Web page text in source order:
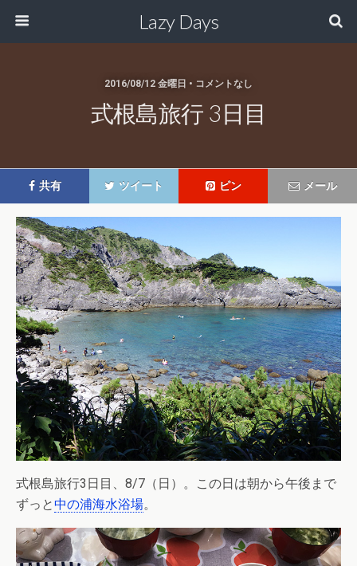
Lazy Days
2016/08/12 金曜日 • コメントなし
式根島旅行 3日目
共有 ツイート ピン メール
式根島旅行3日目、8/7（日）。この日は朝から午後まで
ずっと中の浦海水浴場。